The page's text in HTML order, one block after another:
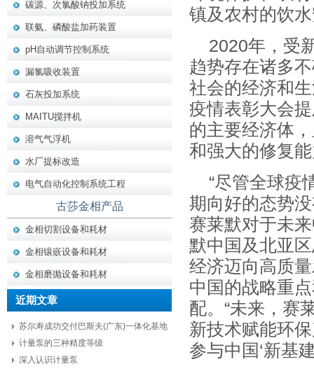
镇及农村的饮
2020年，受
趋势存在诸多
社会的经济和
疫情表彰大会
的主要经济体
和强大的修复
“尽管全球疫
期向好的态势
赛莱默对于未
默中国及北亚
经济迈向高质
中国的战略重
配。“未来，赛
新技术赋能环
参与中国‘新基
碳源、次氯酸钠投加系统
联氨、磷酸盐加药装置
pH自动调节控制系统
漏氯吸收装置
石灰投加系统
MAITU搅拌机
溶气气浮机
水厂提标改造
电气自动化控制系统工程
古莎金相产品
金相切割设备和耗材
金相镶嵌设备和耗材
金相磨抛设备和耗材
近期文章
苏尔寿成功交付巴斯夫(广东)一体化基地
项目核心设备
计量泵的三种精度等级
深入认识计量泵